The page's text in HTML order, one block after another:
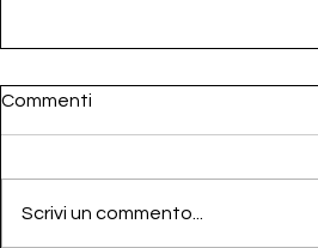
Commenti
Scrivi un commento...